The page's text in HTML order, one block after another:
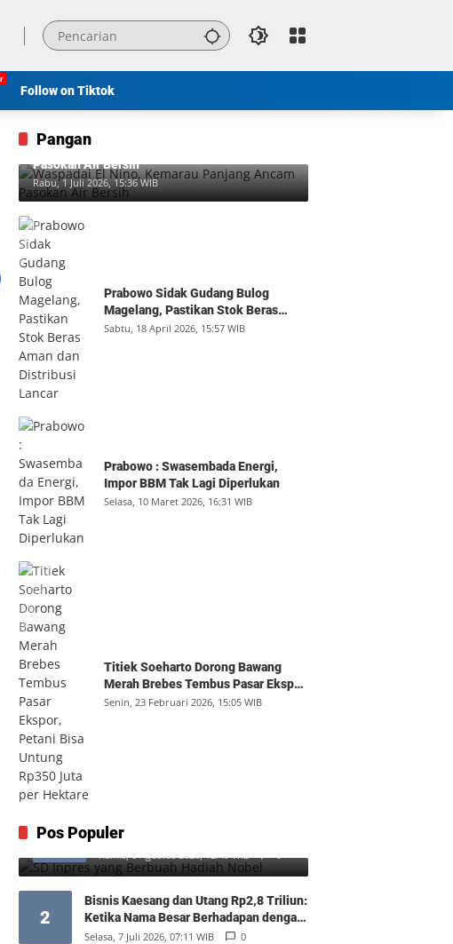
Follow on Tiktok
Pangan
Waspadai El Nino, Kemarau Panjang Ancam
Pasokan Air Bersih
Rabu, 1 Juli 2026, 15:36 WIB
Prabowo Sidak Gudang Bulog
Magelang, Pastikan Stok Beras
Aman dan Distribusi Lancar
Sabtu, 18 April 2026, 15:57 WIB
Prabowo : Swasembada Energi,
Impor BBM Tak Lagi Diperlukan
Selasa, 10 Maret 2026, 16:31 WIB
Titiek Soeharto Dorong Bawang
Merah Brebes Tembus Pasar Ekspor,
Petani Bisa Untung Rp350 Juta per
Senin, 23 Februari 2026, 15:05 WIB
Pos Populer
1
Nobel
Kamis, 6 Agustus 2026, 12:49 WIB 0
2
Bisnis Kaesang dan Utang Rp2,8 Triliun:
Ketika Nama Besar Berhadapan dengan
Hukum Pasar
Selasa, 7 Juli 2026, 07:11 WIB 0